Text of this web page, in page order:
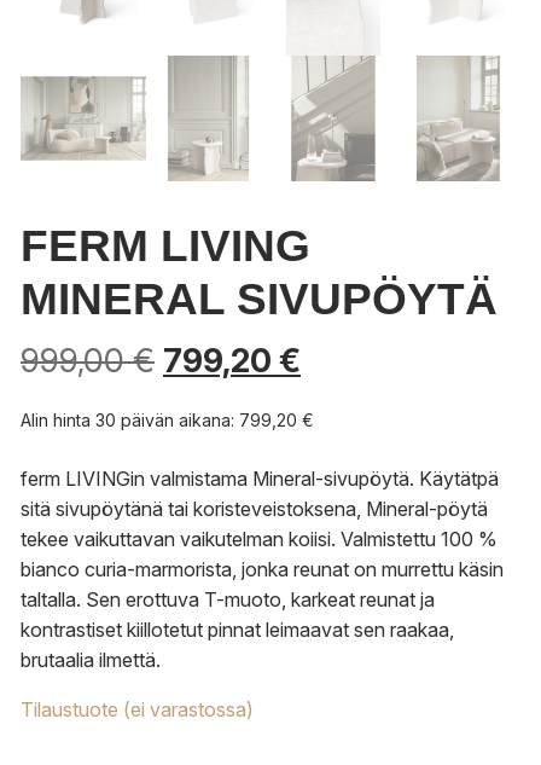
FERM LIVING
MINERAL SIVUPÖYTÄ
999,00€ 799,20 €
Alin hinta 30 päivän aikana: 799,20 €
ferm LIVINGin valmistama Mineral-sivupöytä. Käytätpä
sitä sivupöytänä tai koristeveistoksena, Mineral-pöytä
tekee vaikuttavan vaikutelman koiisi. Valmistettu 100 %
bianco curia-marmorista, jonka reunat on murrettu käsin
taltalla. Sen erottuva T-muoto, karkeat reunat ja
kontrastiset kiillotetut pinnat leimaavat sen raakaa,
brutaalia ilmettä.
Tilaustuote (ei varastossa)